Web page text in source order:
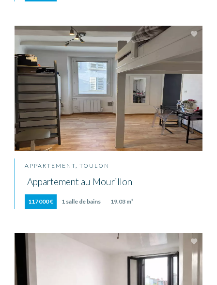
APPARTEMENT, TOULON
Appartement au Mourillon
117 000 € 1 salle de bains 19.03 m²